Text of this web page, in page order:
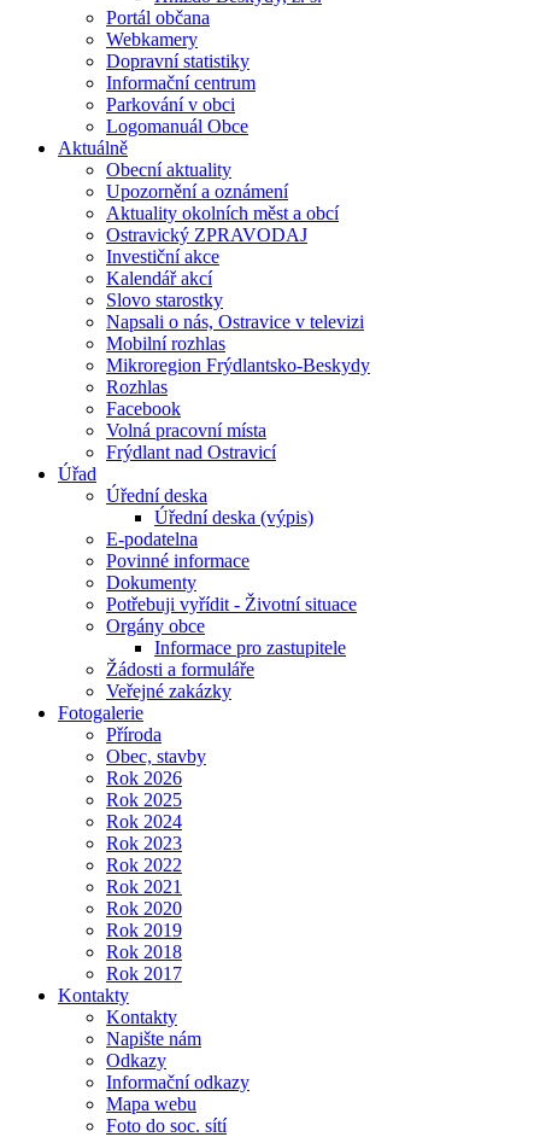
Portál občana
Webkamery
Dopravní statistiky
Informační centrum
Parkování v obci
Logomanuál Obce
Aktuálně
Obecní aktuality
Upozornění a oznámení
Aktuality okolních měst a obcí
Ostravický ZPRAVODAJ
Investiční akce
Kalendář akcí
Slovo starostky
Napsali o nás, Ostravice v televizi
Mobilní rozhlas
Mikroregion Frýdlantsko-Beskydy
Rozhlas
Facebook
Volná pracovní místa
Frýdlant nad Ostravicí
Úřad
Úřední deska
Úřední deska (výpis)
E-podatelna
Povinné informace
Dokumenty
Potřebuji vyřídit - Životní situace
Orgány obce
Informace pro zastupitele
Žádosti a formuláře
Veřejné zakázky
Fotogalerie
Příroda
Obec, stavby
Rok 2026
Rok 2025
Rok 2024
Rok 2023
Rok 2022
Rok 2021
Rok 2020
Rok 2019
Rok 2018
Rok 2017
Kontakty
Kontakty
Napište nám
Odkazy
Informační odkazy
Mapa webu
Foto do soc. sítí